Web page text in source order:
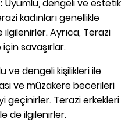
Uyumlu, dengeli ve estetik
kadınları genellikle
Ayrıca, Terazi
savaşırlar.
ve dengeli kişilikleri ile
ve müzakere becerileri
geçinirler. Terazi erkekleri
de ilgilenirler.